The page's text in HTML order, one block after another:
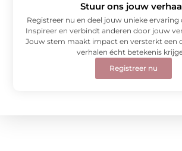
Stuur ons jouw
Registreer nu en deel jouw unieke
Inspireer en verbindt anderen door jouw
Jouw stem maakt impact en versterkt een
verhalen écht betekenis
Registreer nu